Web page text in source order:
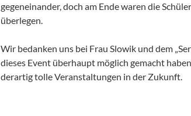
gegeneinander, doch am Ende waren die
überlegen.
Wir bedanken uns bei Frau Slowik und dem
dieses Event überhaupt möglich gemacht
derartig tolle Veranstaltungen in der Zukunft.